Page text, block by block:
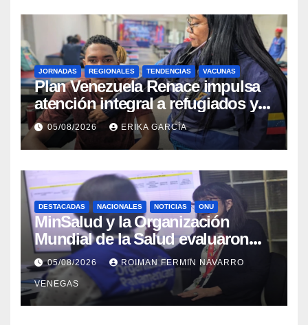
JORNADAS REGIONALES TENDENCIAS VACUNAS
​Plan Venezuela Renace impulsa
atención integral a refugiados y
evaluación de vacunación en
Aragua
05/08/2026 ERIKA GARCÍA
DESTACADAS NACIONALES NOTICIAS ONU
MinSalud y la Organización
Mundial de la Salud evaluaron
propuesta técnica integral en
materia de agua saneamiento e
higiene ante contingencia
sísmica
05/08/2026 ROIMAN FERMIN NAVARRO
VENEGAS